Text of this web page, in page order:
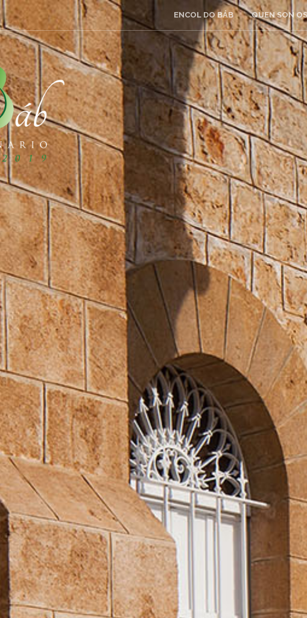
ENCOL DO BÁB QUEN SON